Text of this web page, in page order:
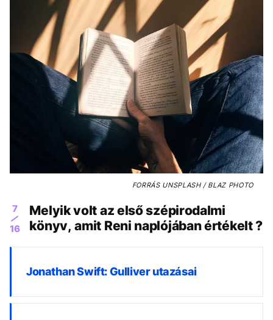
FORRÁSUNSPLASH / BLAZ PHOTO
7
16
Melyik volt az első szépirodalmi
könyv, amit Reni naplójában értékelt ?
Jonathan Swift: Gulliver utazásai